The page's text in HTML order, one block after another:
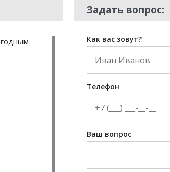
Задать вопрос:
Как вас зовут?
Телефон
Ваш вопрос